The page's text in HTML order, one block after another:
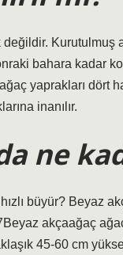
bahara kadar
yaprakları dört
inanılır.
ne
büyür? Beyaz
akçaağaç
45-60 cm